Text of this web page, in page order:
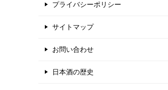
プライバシーポリシー
サイトマップ
お問い合わせ
日本酒の歴史